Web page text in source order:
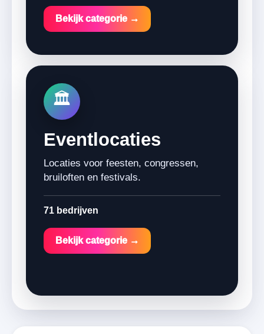
Bekijk categorie →
🏛️
Eventlocaties
Locaties voor feesten, congressen,
bruiloften en festivals.
71 bedrijven
Bekijk categorie →